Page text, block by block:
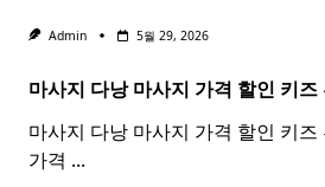
Admin 5월 29, 2026
마사지 다낭마사지 가격 할인 키즈
마사지 다낭 마사지 가격 할인 키
가격 ...